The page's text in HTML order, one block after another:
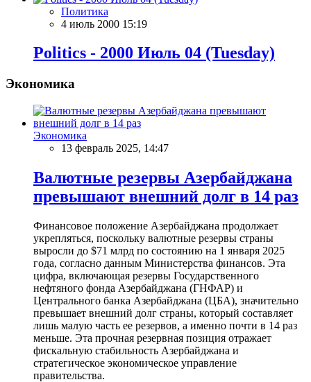
Политика
4 июль 2000 15:19
Politics - 2000 Июль 04 (Tuesday)
Экономика
Экономика
13 февраль 2025, 14:47
Валютные резервы Азербайджана
превышают внешний долг в 14 раз
Финансовое положение Азербайджана продолжает
укрепляться, поскольку валютные резервы страны
выросли до $71 млрд по состоянию на 1 января 2025
года, согласно данным Министерства финансов. Эта
цифра, включающая резервы Государственного
нефтяного фонда Азербайджана (ГНФАР) и
Центрального банка Азербайджана (ЦБА), значительно
превышает внешний долг страны, который составляет
лишь малую часть ее резервов, а именно почти в 14 раз
меньше. Эта прочная резервная позиция отражает
фискальную стабильность Азербайджана и
стратегическое экономическое управление
правительства.